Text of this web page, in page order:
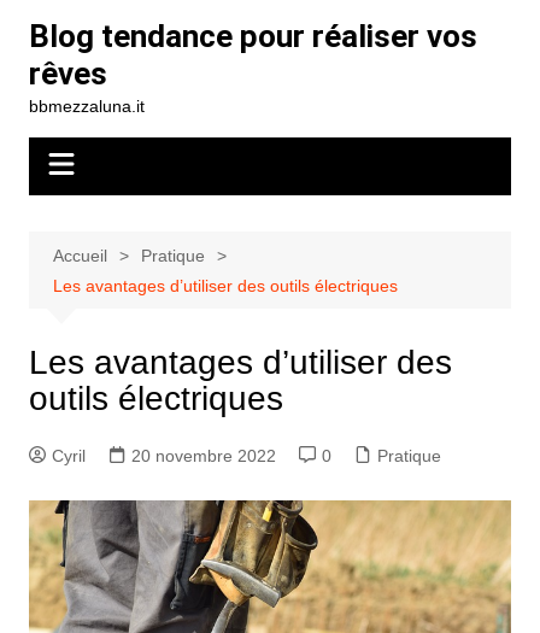
contenu
Blog tendance pour réaliser vos
rêves
bbmezzaluna.it
Accueil
Pratique
Les avantages d’utiliser des outils électriques
Les avantages d’utiliser des
outils électriques
Cyril 20 novembre 2022 0 Pratique